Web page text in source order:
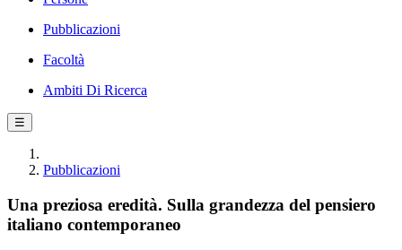
Pubblicazioni
Facoltà
Ambiti Di Ricerca
☰
Pubblicazioni
Una preziosa eredità. Sulla grandezza del pensiero
italiano contemporaneo